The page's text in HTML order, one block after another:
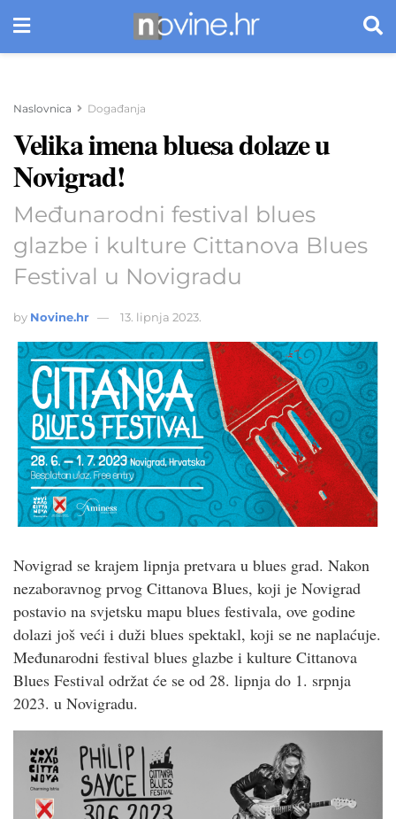
Naslovnica Događanja
Velika imena bluesa dolaze u
Novigrad!
Međunarodni festival blues
glazbe i kulture Cittanova Blues
Festival u Novigradu
by Novine.hr 13. lipnja 2023.
Novigrad se krajem lipnja pretvara u blues grad. Nakon
nezaboravnog prvog Cittanova Blues, koji je Novigrad
postavio na svjetsku mapu blues festivala, ove godine
dolazi još veći i duži blues spektakl, koji se ne naplaćuje.
Međunarodni festival blues glazbe i kulture Cittanova
Blues Festival održat će se od 28. lipnja do 1. srpnja
2023. u Novigradu.